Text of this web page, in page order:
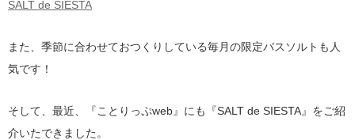
SALT de SIESTA
また、季節に合わせておつくりしている毎月の限定バスソルトも人
気です！
そして、最近、『ことりっぷweb』にも『SALT de SIESTA』をご紹
介いたできました。